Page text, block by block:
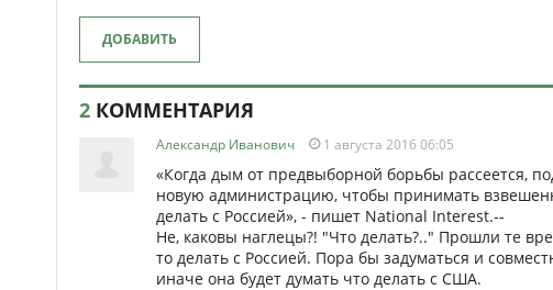
ДОБАВИТЬ
2 КОММЕНТАРИЯ
Александр Иванович 1 августа 2016 06:05
«Когда дым от предвыборной борьбы рассеется,
новую администрацию, чтобы принимать
делать с Россией», - пишет National Interest.--
Не, каковы наглецы?! "Что делать?.." Прошли те
то делать с Россией. Пора бы задуматься и
иначе она будет думать что делать с США.